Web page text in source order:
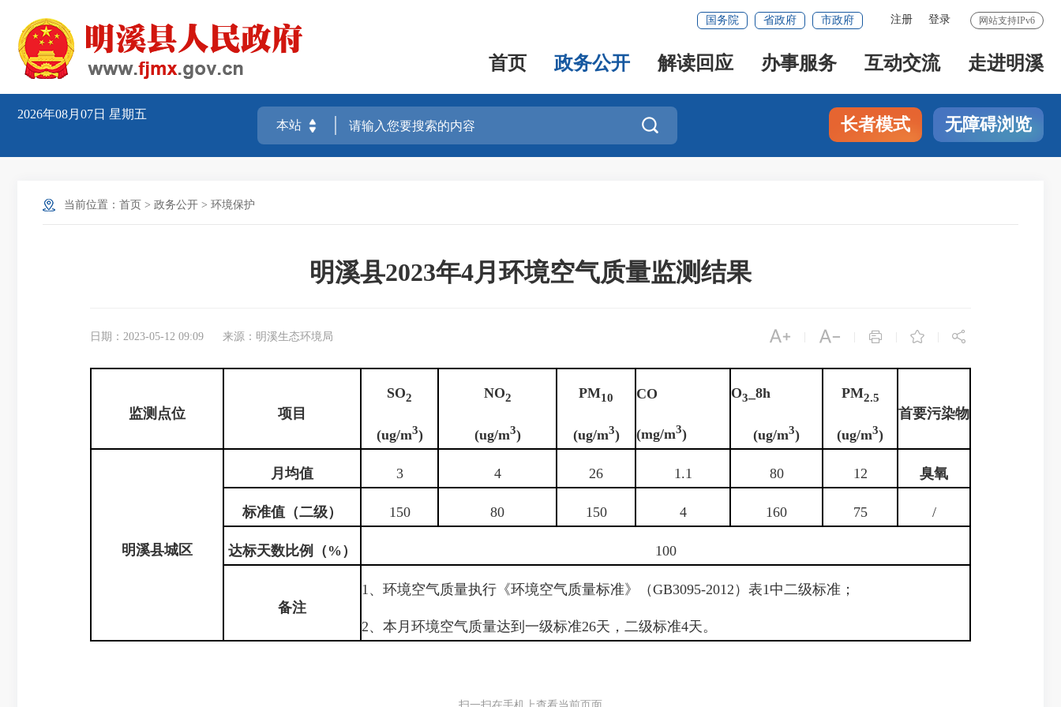
网站支持IPv6
注册 登录
国务院 省政府 市政府
首页 政务公开 解读回应 办事服务 互动交流 走进明溪
2026年08月07日 星期五
 长者模式 无障碍浏览
当前位置： 首页 > 政务公开 > 环境保护
明溪县2023年4月环境空气质量监测结果
日期：2023-05-12 09:09 来源：明溪生态环境局     
监测点位 项目
SO2
(ug/m3)
NO2
(ug/m3)
PM10
(ug/m3)
CO
(mg/m3)
O3 _8h
(ug/m3)
PM2.5
(ug/m3)
首要污染物
明溪县城区
月均值 3 4 26 1.1 80 12 臭氧
标准值（二级） 150 80 150 4 160 75 /
达标天数比例 （%） 100
备注
1、环境空气质量执行《环境空气质量标准》（GB3095-2012）表1中二级标准；
2、本月环境空气质量达到一级标准26天，二级标准4天。